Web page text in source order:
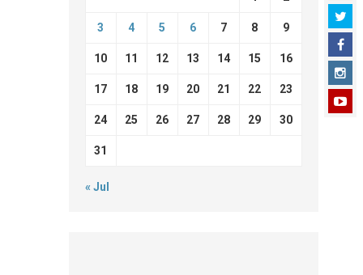
3 4 5 6 7 8 9
10 11 12 13 14 15 16
17 18 19 20 21 22 23
24 25 26 27 28 29 30
31
« Jul